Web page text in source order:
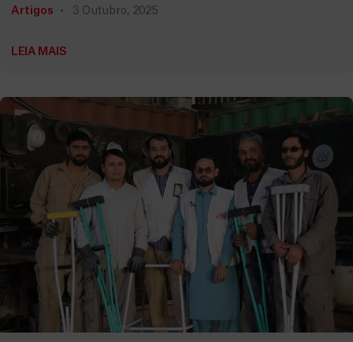
Artigos 3 Outubro, 2025
LEIA MAIS